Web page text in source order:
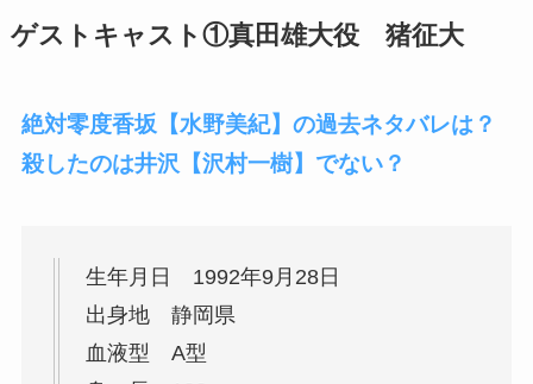
ゲストキャスト①真田雄大役 猪征大
絶対零度香坂【水野美紀】の過去ネタバレは？
殺したのは井沢【沢村一樹】でない？
生年月日 1992年9月28日
出身地 静岡県
血液型 A型